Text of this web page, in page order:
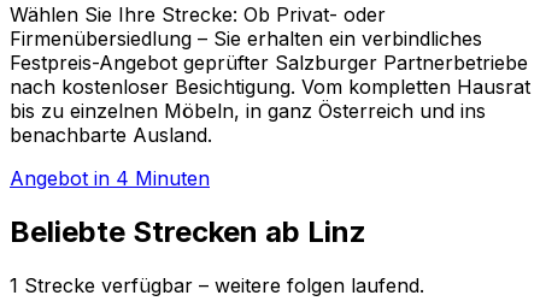
Wählen Sie Ihre Strecke: Ob Privat- oder
Firmenübersiedlung – Sie erhalten ein verbindliches
Festpreis-Angebot geprüfter Salzburger Partnerbetriebe
nach kostenloser Besichtigung. Vom kompletten Hausrat
bis zu einzelnen Möbeln, in ganz Österreich und ins
benachbarte Ausland.
Angebot in 4 Minuten
Beliebte Strecken ab Linz
1 Strecke verfügbar – weitere folgen laufend.